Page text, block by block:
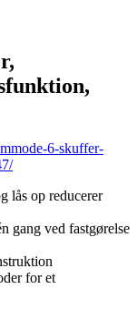
6-skuffer-
lås op reducerer
gang ved fastgørelse
for et